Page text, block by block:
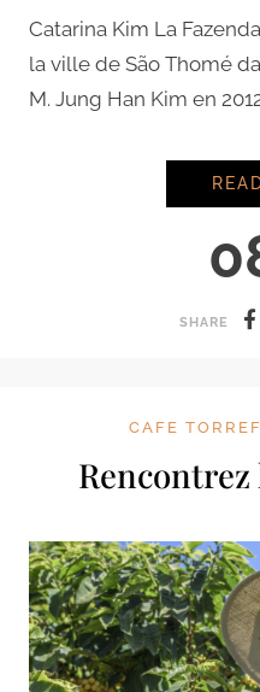
Catarina Kim La
la ville de São Thomé
M. Jung Han Kim en
SHARE
CAFE